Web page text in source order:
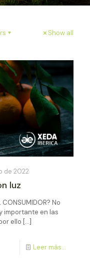
Show all
de 2022
luz
CONSUMIDOR? No
importante en las
ello […]
Leer más...